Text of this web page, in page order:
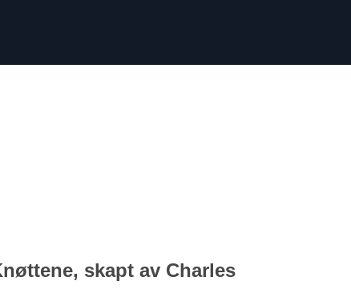
skapt av Charles